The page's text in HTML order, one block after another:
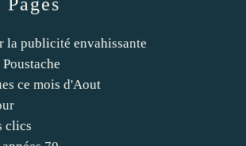
la publicité envahissante
ce mois d'Aout
clics